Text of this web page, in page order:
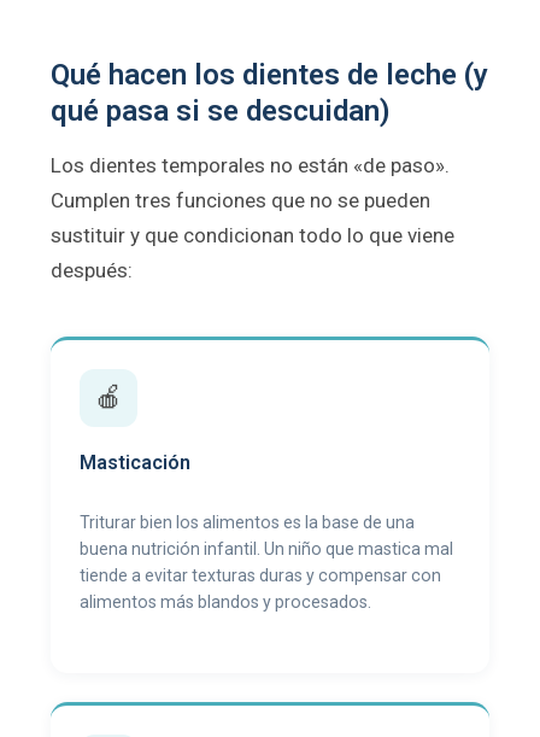
Qué hacen los dientes de leche (y
qué pasa si se descuidan)
Los dientes temporales no están «de paso».
Cumplen tres funciones que no se pueden
sustituir y que condicionan todo lo que viene
después:
🍎
Masticación
Triturar bien los alimentos es la base de una
buena nutrición infantil. Un niño que mastica mal
tiende a evitar texturas duras y compensar con
alimentos más blandos y procesados.